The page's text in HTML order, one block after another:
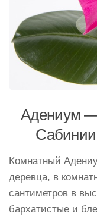
Адениум —
Комнатный
деревца, в
сантиметров в
бархатистые и